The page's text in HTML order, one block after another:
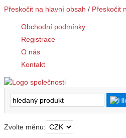
Přeskočit na hlavní obsah / Přeskočit
Obchodní podmínky
Registrace
O nás
Kontakt
Zvolte měnu: